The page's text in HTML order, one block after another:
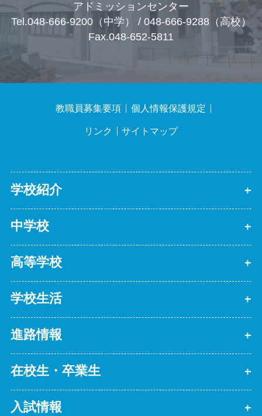
アドミッションセンター
Tel.048-666-9200（中学） / 048-666-9288（高校）
Fax.048-652-5811
学校紹介
中学校
高等学校
学校生活
進路情報
在校生・卒業生
入試情報
教職員募集要項 個人情報保護規定
リンク サイトマップ